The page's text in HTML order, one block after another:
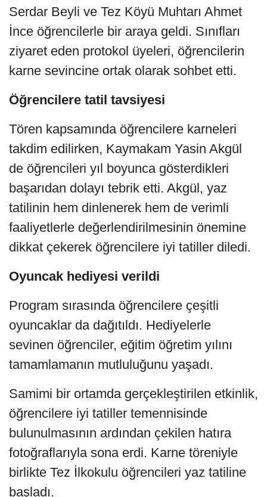
Serdar Beyli ve Tez Köyü Muhtarı Ahmet
İnce öğrencilerle bir araya geldi. Sınıfları
ziyaret eden protokol üyeleri, öğrencilerin
karne sevincine ortak olarak sohbet etti.
Öğrencilere tatil tavsiyesi
Tören kapsamında öğrencilere karneleri
takdim edilirken, Kaymakam Yasin Akgül
de öğrencileri yıl boyunca gösterdikleri
başarıdan dolayı tebrik etti. Akgül, yaz
tatilinin hem dinlenerek hem de verimli
faaliyetlerle değerlendirilmesinin önemine
dikkat çekerek öğrencilere iyi tatiller diledi.
Oyuncak hediyesi verildi
Program sırasında öğrencilere çeşitli
oyuncaklar da dağıtıldı. Hediyelerle
sevinen öğrenciler, eğitim öğretim yılını
tamamlamanın mutluluğunu yaşadı.
Samimi bir ortamda gerçekleştirilen etkinlik,
öğrencilere iyi tatiller temennisinde
bulunulmasının ardından çekilen hatıra
fotoğraflarıyla sona erdi. Karne töreniyle
birlikte Tez İlkokulu öğrencileri yaz tatiline
başladı.